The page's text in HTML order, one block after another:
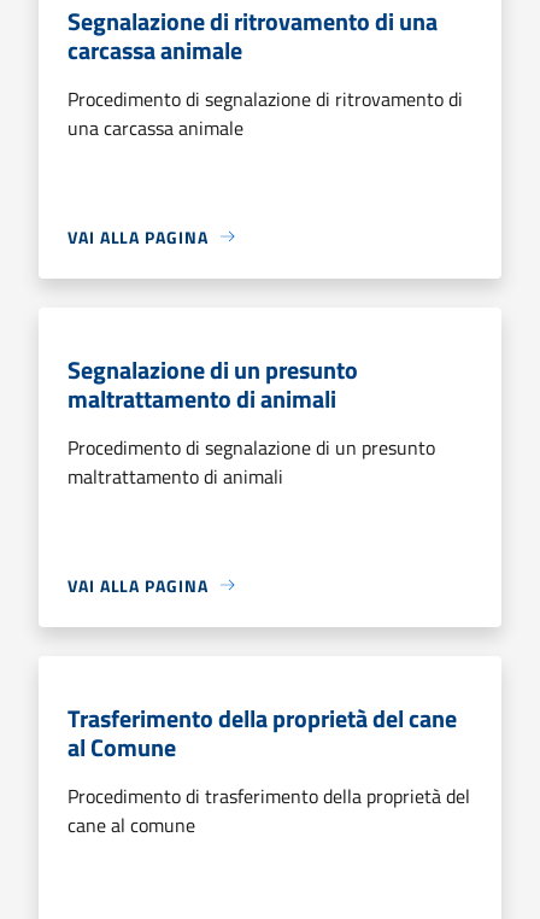
Segnalazione di ritrovamento di una
carcassa animale
Procedimento di segnalazione di ritrovamento di
una carcassa animale
VAI ALLA PAGINA
Segnalazione di un presunto
maltrattamento di animali
Procedimento di segnalazione di un presunto
maltrattamento di animali
VAI ALLA PAGINA
Trasferimento della proprietà del cane
al Comune
Procedimento di trasferimento della proprietà del
cane al comune